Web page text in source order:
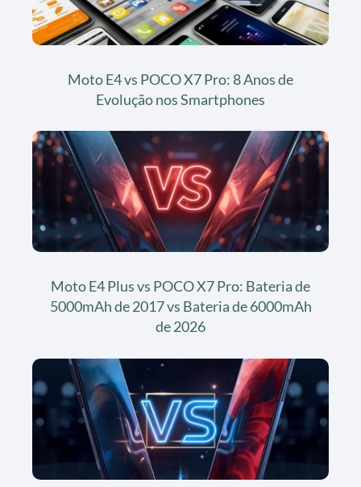
Moto E4 vs POCO X7 Pro: 8 Anos de
Evolução nos Smartphones
Moto E4 Plus vs POCO X7 Pro: Bateria de
5000mAh de 2017 vs Bateria de 6000mAh
de 2026